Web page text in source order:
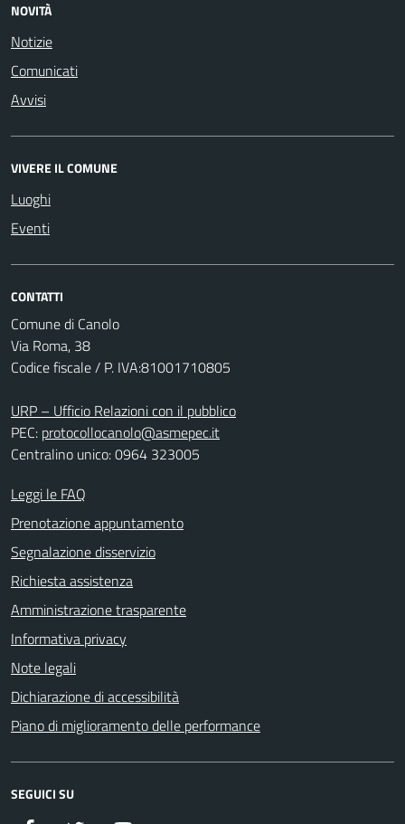
NOVITÀ
Notizie
Comunicati
Avvisi
VIVERE IL COMUNE
Luoghi
Eventi
CONTATTI
Comune di Canolo
Via Roma, 38
Codice fiscale / P. IVA:81001710805
URP – Ufficio Relazioni con il pubblico
PEC: protocollocanolo@asmepec.it
Centralino unico: 0964 323005
Leggi le FAQ
Prenotazione appuntamento
Segnalazione disservizio
Richiesta assistenza
Amministrazione trasparente
Informativa privacy
Note legali
Dichiarazione di accessibilità
Piano di miglioramento delle performance
SEGUICI SU